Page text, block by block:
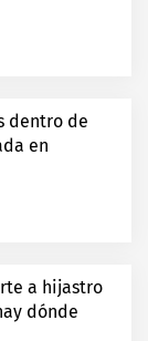
dentro de
en
a hijastro
dónde